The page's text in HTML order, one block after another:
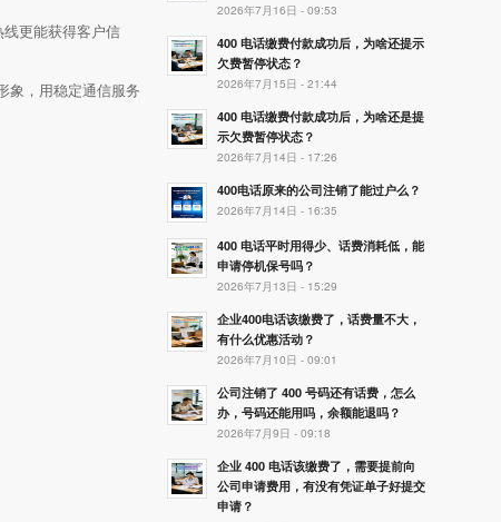
更能获得客户信
象，用稳定通信服务
2026年7月16日 - 09:53
400 电话缴费付款成功后，为啥还提示
欠费暂停状态？
2026年7月15日 - 21:44
400 电话缴费付款成功后，为啥还是提
示欠费暂停状态？
2026年7月14日 - 17:26
400电话原来的公司注销了能过户么？
2026年7月14日 - 16:35
400 电话平时用得少、话费消耗低，能
申请停机保号吗？
2026年7月13日 - 15:29
企业400电话该缴费了，话费量不大，
有什么优惠活动？
2026年7月10日 - 09:01
公司注销了 400 号码还有话费，怎么
办，号码还能用吗，余额能退吗？
2026年7月9日 - 09:18
企业 400 电话该缴费了，需要提前向
公司申请费用，有没有凭证单子好提交
申请？